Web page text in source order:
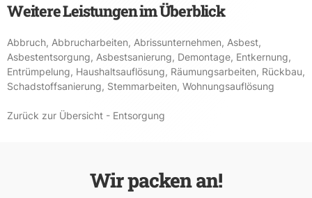
Weitere Leistungen im Überblick
Abbruch, Abbrucharbeiten, Abrissunternehmen, Asbest,
Asbestentsorgung, Asbestsanierung, Demontage, Entkernung,
Entrümpelung, Haushaltsauflösung, Räumungsarbeiten, Rückbau,
Schadstoffsanierung, Stemmarbeiten, Wohnungsauflösung
Zurück zur Übersicht - Entsorgung
Wir packen an!